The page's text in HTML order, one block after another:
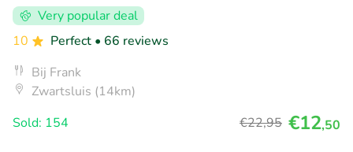
Very popular deal
10
Perfect • 66 reviews
Bij Frank
Zwartsluis (14km)
Sold: 154
€22,95 €12,50